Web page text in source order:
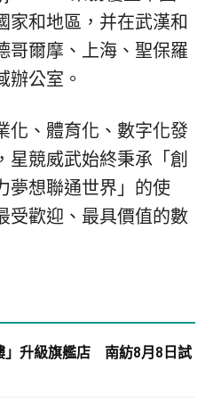
家和地區，并在武漢和
哥爾摩、上海、聖保羅
辦公室。
化、體育化、數字化發
星競威武始終秉承「創
夢想聯通世界」的使
受歡迎、最具價值的數
」升級旗艦店 南紡8月8日試